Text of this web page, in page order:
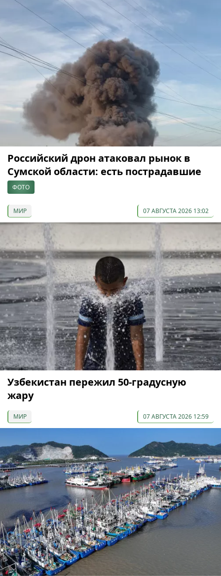
Российский дрон атаковал рынок в
Сумской области: есть пострадавшие
ФОТО
МИР 07 АВГУСТА 2026 13:02
Узбекистан пережил 50-градусную
жару
МИР 07 АВГУСТА 2026 12:59